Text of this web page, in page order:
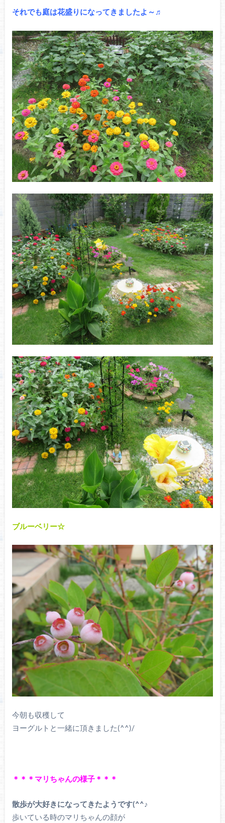
それでも庭は花盛りになってきましたよ～♬
ブルーベリー☆
今朝も収穫して
ヨーグルトと一緒に頂きました(^^)/
＊＊＊マリちゃんの様子＊＊＊
散歩が大好きになってきたようです(^^♪
歩いている時のマリちゃんの顔が